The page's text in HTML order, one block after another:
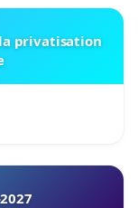
la privatisation